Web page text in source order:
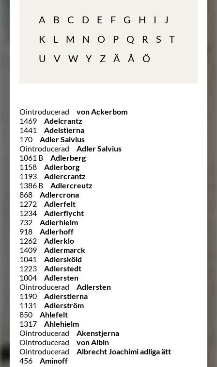
A B C D E F G H I
J
K
L M N O P Q R S
T
U
V W Y Z Ä Å Ö
Ointroducerad
von Ackerbom
1469
Adelcrantz
1441
Adelstierna
170
Adler Salvius
Ointroducerad
Adler Salvius
1061 B
Adlerberg
1158
Adlerborg
1193
Adlercrantz
1386 B
Adlercreutz
868
Adlercrona
1272
Adlerfelt
1234
Adlerflycht
732
Adlerhielm
918
Adlerhoff
1262
Adlerklo
1409
Adlermarck
1041
Adlersköld
1223
Adlerstedt
1004
Adlersten
Ointroducerad
Adlersten
1190
Adlerstierna
1131
Adlerström
850
Ahlefelt
1317
Ahlehielm
Ointroducerad
Akenstjerna
Ointroducerad
von Albin
Ointroducerad
Albrecht Joachimi adliga ätt
456
Aminoff